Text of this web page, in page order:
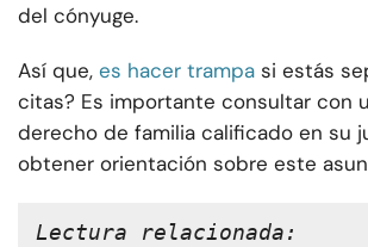
del cónyuge.
Así que, es hacer trampa si estás
citas? Es importante consultar con
derecho de familia calificado en su
obtener orientación sobre este
Lectura relacionada: